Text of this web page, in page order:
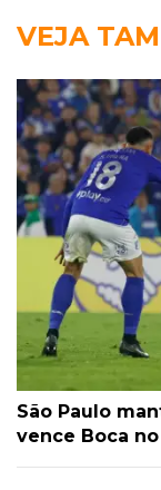
VEJA
São Paulo
vence Boca